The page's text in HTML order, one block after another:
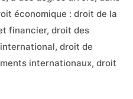
économique : droit de la
financier, droit des
droit de
internationaux, droit